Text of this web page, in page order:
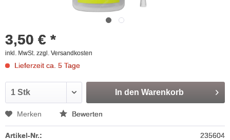
3,50 € *
inkl. MwSt. zzgl. Versandkosten
Lieferzeit ca. 5 Tage
In den Warenkorb
Merken Bewerten
Artikel-Nr.:
235604